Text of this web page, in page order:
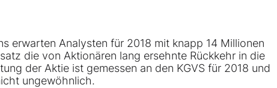
erwarten Analysten für 2018 mit knapp 14 Millionen
die von Aktionären lang ersehnte Rückkehr in die
der Aktie ist gemessen an den KGVS für 2018 und
ungewöhnlich.